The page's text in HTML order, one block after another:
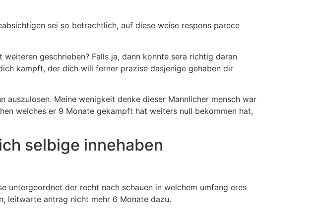
sei so betrachtlich, auf diese weise respons parece
geschrieben? Falls ja, dann konnte sera richtig daran
kampft, der dich will ferner prazise dasjenige gehaben dir
auszulosen. Meine wenigkeit denke dieser Mannlicher mensch war
welches er 9 Monate gekampft hat weiters null bekommen hat,
selbige innehaben
untergeordnet der recht nach schauen in welchem umfang eres
leitwarte antrag nicht mehr 6 Monate dazu.